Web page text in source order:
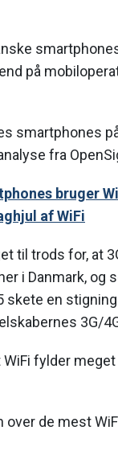
på
smartphones
fra
bruger
af WiFi
til trods for, at
i Danmark, og
skete en
3G/
WiFi fylder meget
de mest